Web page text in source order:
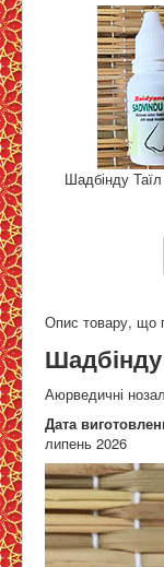
Шадбінду
Опис товару, що
Аюрведичні
Дата
липень 2026